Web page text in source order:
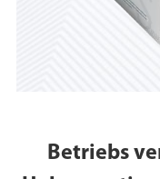
Betriebs